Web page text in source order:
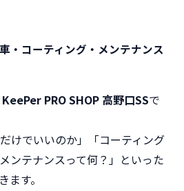
・コーティング・メンテナンス
KeePer PRO SHOP 高野口SSで
けでいいのか」「コーティング
ンテナンスって何？」といった
ます。